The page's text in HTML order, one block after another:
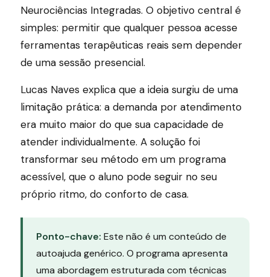
Neurociências Integradas. O objetivo central é
simples: permitir que qualquer pessoa acesse
ferramentas terapêuticas reais sem depender
de uma sessão presencial.
Lucas Naves explica que a ideia surgiu de uma
limitação prática: a demanda por atendimento
era muito maior do que sua capacidade de
atender individualmente. A solução foi
transformar seu método em um programa
acessível, que o aluno pode seguir no seu
próprio ritmo, do conforto de casa.
Ponto-chave: Este não é um conteúdo de
autoajuda genérico. O programa apresenta
uma abordagem estruturada com técnicas